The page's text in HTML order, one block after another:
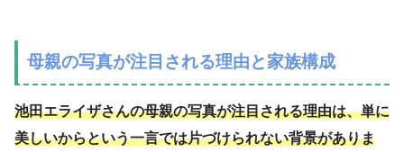
母親の写真が注目される理由と家族構成
池田エライザさんの母親の写真が注目される理由は、単に
美しいからという一言では片づけられない背景がありま